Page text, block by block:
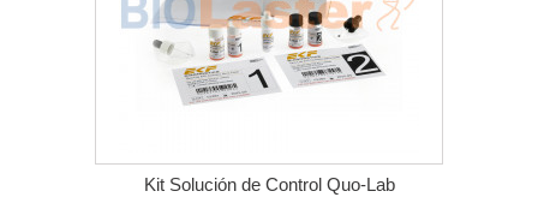
Kit Solución de Control Quo-Lab